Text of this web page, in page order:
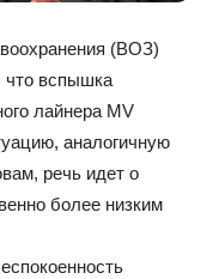
(ВОЗ)
что вспышка
лайнера MV
аналогичную
речь идет о
более низким